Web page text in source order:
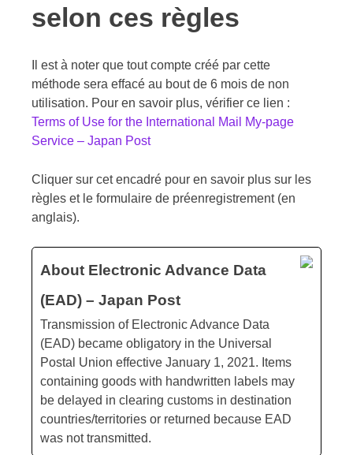
selon ces règles
Il est à noter que tout compte créé par cette
méthode sera effacé au bout de 6 mois de non
utilisation. Pour en savoir plus, vérifier ce lien :
Terms of Use for the International Mail My-page
Service – Japan Post
Cliquer sur cet encadré pour en savoir plus sur les
règles et le formulaire de préenregistrement (en
anglais).
About Electronic Advance Data
(EAD) – Japan Post
Transmission of Electronic Advance Data
(EAD) became obligatory in the Universal
Postal Union effective January 1, 2021. Items
containing goods with handwritten labels may
be delayed in clearing customs in destination
countries/territories or returned because EAD
was not transmitted.